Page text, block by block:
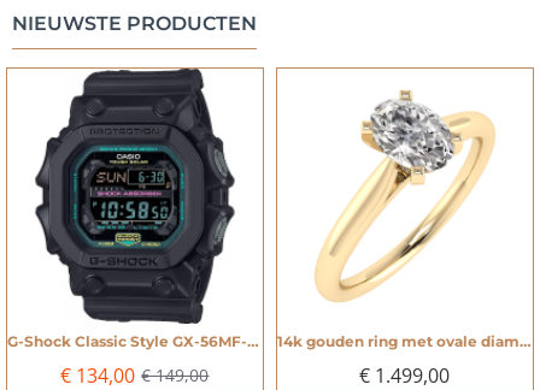
NIEUWSTE PRODUCTEN
NIEUWG-Shock Classic Style GX-56MF-1ER Multi Fluorescent Accents Horloge - 20005499
€ 134,00 € 149,00
NIEUW14k gouden ring met ovale diamant - 20009132
€ 1.499,00